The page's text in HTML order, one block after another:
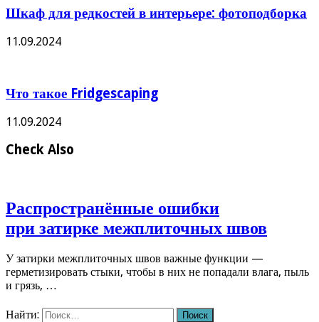
Шкаф для редкостей в интерьере: фотоподборка
11.09.2024
Что такое Fridgescaping
11.09.2024
Check Also
Распространённые ошибки
при затирке межплиточных швов
У затирки межплиточных швов важные функции —
герметизировать стыки, чтобы в них не попадали влага, пыль
и грязь, …
Найти: